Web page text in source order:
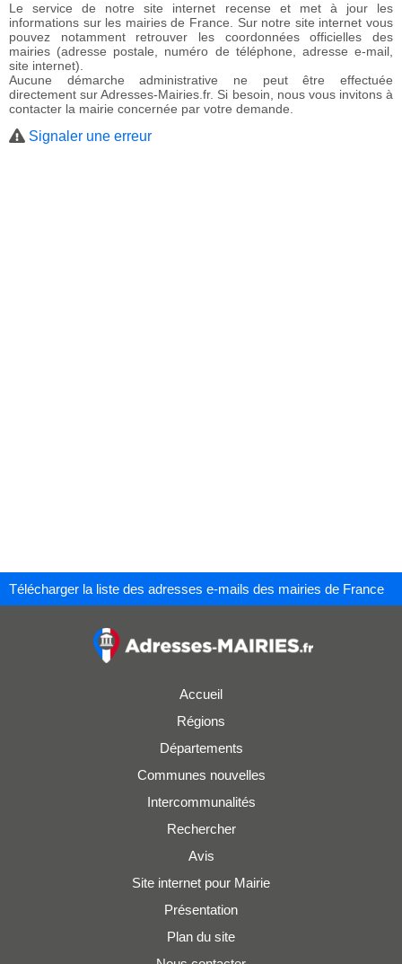
Le service de notre site internet recense et met à jour les
informations sur les mairies de France. Sur notre site internet vous
pouvez notamment retrouver les coordonnées officielles des
mairies (adresse postale, numéro de téléphone, adresse e-mail,
site internet).
Aucune démarche administrative ne peut être effectuée
directement sur Adresses-Mairies.fr. Si besoin, nous vous invitons à
contacter la mairie concernée par votre demande.
Signaler une erreur
Télécharger la liste des adresses e-mails des mairies de France
Accueil
Régions
Départements
Communes nouvelles
Intercommunalités
Rechercher
Avis
Site internet pour Mairie
Présentation
Plan du site